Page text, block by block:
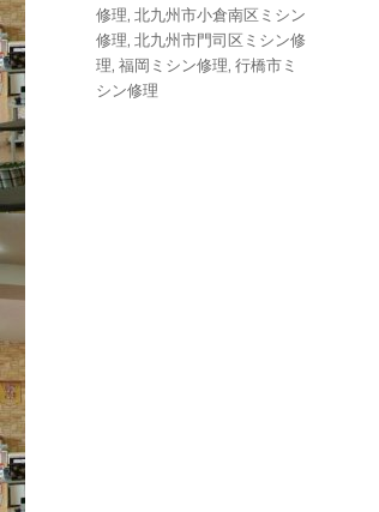
修理,北九州市小倉南区ミシン
修理,北九州市門司区ミシン修
理,福岡ミシン修理,行橋市ミ
シン修理